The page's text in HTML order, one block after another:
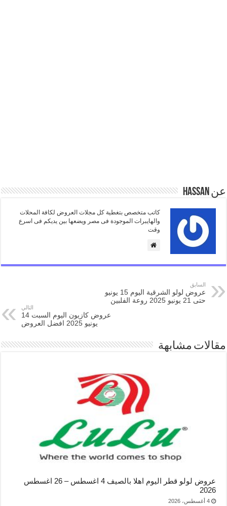
عن Hassan
كاتب متخصص بتغطية كل مجلات العروض لكافة المحلات
والهايبرات الموجودة فى مصر ويضعها بين يديكم فى اسرع
وقت
السابق
عروض لولو الشرقية اليوم 15 يونيو
حتى 21 يونيو 2025 روعة الفلبين
التالي
عروض كازيون اليوم السبت 14
يونيو 2025 افضل العروض
مقالات مشابهة
عروض لولو قطر اليوم اهلا بالصيف 4 اغسطس – 26 اغسطس
2026
4 أغسطس، 2026